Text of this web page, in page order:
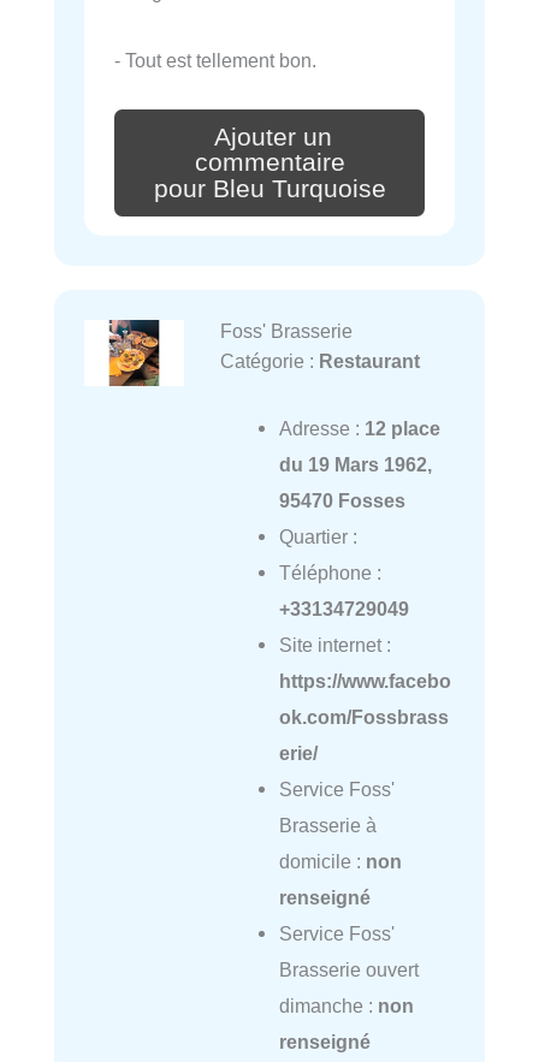
- Tout est tellement bon.
Ajouter un
commentaire
pour Bleu Turquoise
Foss' Brasserie
Catégorie : Restaurant
Adresse : 12 place
du 19 Mars 1962,
95470 Fosses
Quartier :
Téléphone :
+33134729049
Site internet :
https://www.facebo
ok.com/Fossbrass
erie/
Service Foss'
Brasserie à
domicile : non
renseigné
Service Foss'
Brasserie ouvert
dimanche : non
renseigné